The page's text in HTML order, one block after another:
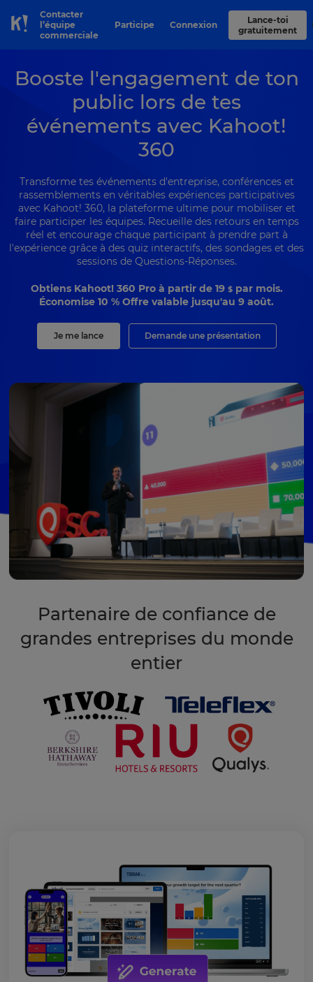
Skip to Page content
Contacter
l’équipe
commerciale
Participe Connexion
Lance-toi
gratuitement
Booste l'engagement de ton
public lors de tes
événements avec Kahoot!
360
Transforme tes événements d'entreprise, conférences et
rassemblements en véritables expériences participatives
avec Kahoot! 360, la plateforme ultime pour mobiliser et
faire participer les équipes. Recueille des retours en temps
réel et encourage chaque participant à prendre part à
l'expérience grâce à des quiz interactifs, des sondages et des
sessions de Questions-Réponses.
Obtiens Kahoot! 360 Pro à partir de 19 $par mois.
Économise 10 % Offre valable jusqu'au 9 août.
Je me lance Demande une présentation
Partenaire de confiance de
grandes entreprises du monde
entier